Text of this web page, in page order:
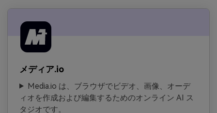
メディア.io
Media.io は、ブラウザでビデオ、画像、オーデ
ィオを作成および編集するためのオンライン AI ス
タジオです。